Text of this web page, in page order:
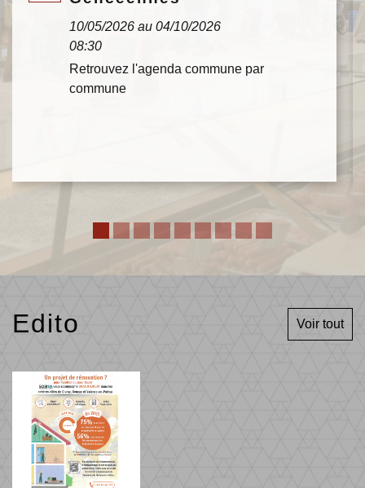
10/05/2026 au 04/10/2026
08:30
Retrouvez l'agenda commune par
commune
Edito Voir tout